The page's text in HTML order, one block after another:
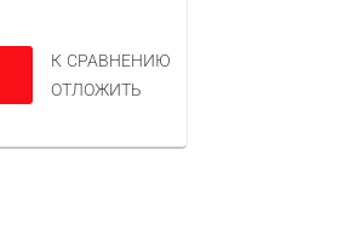
К СРАВНЕНИЮ
ОТЛОЖИТЬ